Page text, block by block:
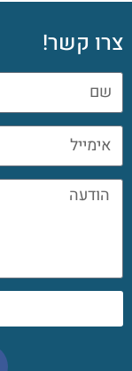
צרו קשר!